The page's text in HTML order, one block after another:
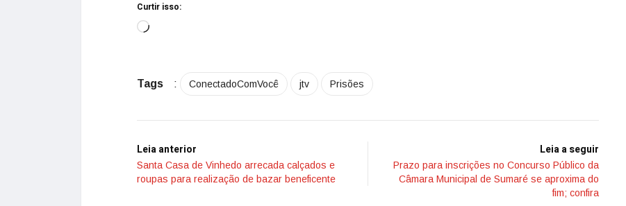
Curtir isso:
Tags : ConectadoComVocê jtv Prisões
Leia anterior
Santa Casa de Vinhedo arrecada calçados e
roupas para realização de bazar beneficente
Leia a seguir
Prazo para inscrições no Concurso Público da
Câmara Municipal de Sumaré se aproxima do
fim; confira